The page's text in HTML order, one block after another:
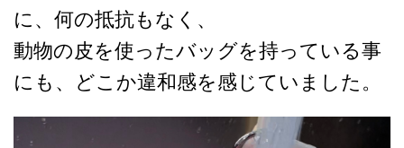
に、何の抵抗もなく、
動物の皮を使ったバッグを持っている事
にも、どこか違和感を感じていました。